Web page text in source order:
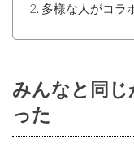
多様な人がコラ
みんなと同
った